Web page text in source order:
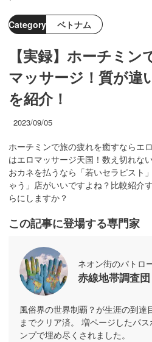
Category ベトナム
【実録】ホーチミ
マッサージ！質が違
を紹介！
2023/09/05
ホーチミンで旅の疲れを癒すならエ
はエロマッサージ天国！数え切れな
おカネを払うなら「若いセラピスト
ゃう」店がいいですよね？比較紹介
らにしますか？
この記事に登場する専門家
ネオン街のパトロ
赤線地帯調査団
風俗界の世界制覇？が生涯の到達
までクリア済。 増ページしたパ
ンプで埋め尽くされました。